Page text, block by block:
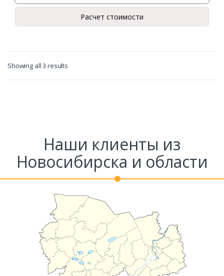
Расчет стоимости
Showing all 3 results
Наши клиенты из
Новосибирска и области